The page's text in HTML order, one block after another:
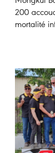
200
mortalité